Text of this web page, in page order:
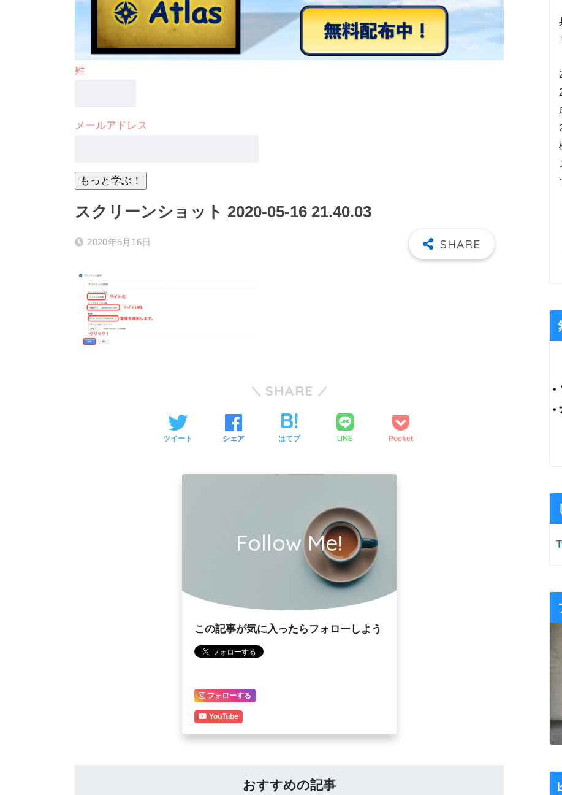
姓
メールアドレス
スクリーンショット 2020-05-16 21.40.03
2020年5月16日
SHARE
ツイート シェア はてブ LINE Pocket
Follow Me!
この記事が気に入ったらフォローしよう
フォローする
YouTube
おすすめの記事